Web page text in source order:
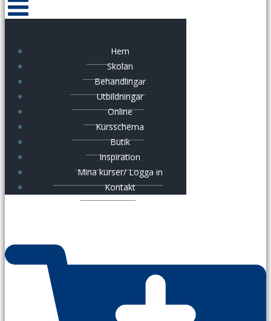
Hem
Skolan
Behandlingar
Utbildningar
Online
Kursschema
Butik
Inspiration
Mina kurser/ Logga in
Kontakt